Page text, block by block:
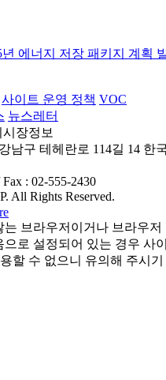
년 에너지 저장 패키지 계획
사이트 운영 정책 VOC
뉴스레터
남구 테헤란로 114길 14 한
: 02-555-2430
All Rights Reserved.
는 브라우저이거나 브라우저
로 설정되어 있는 경우 사
할 수 없으니 유의해 주시